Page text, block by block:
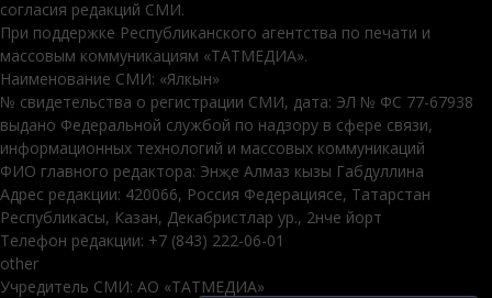
согласия редакций СМИ.
При поддержке Республиканского агентства по печати и
массовым коммуникациям «ТАТМЕДИА».
Наименование СМИ: «Ялкын»
№ свидетельства о регистрации СМИ, дата: ЭЛ № ФС 77-67938
выдано Федеральной службой по надзору в сфере связи,
информационных технологий и массовых коммуникаций
ФИО главного редактора: Энҗе Алмаз кызы Габдуллина
Адрес редакции: 420066, Россия Федерациясе, Татарстан
Республикасы, Казан, Декабристлар ур., 2нче йорт
Телефон редакции: +7 (843) 222-06-01
other
Учредитель СМИ: АО «ТАТМЕДИА»